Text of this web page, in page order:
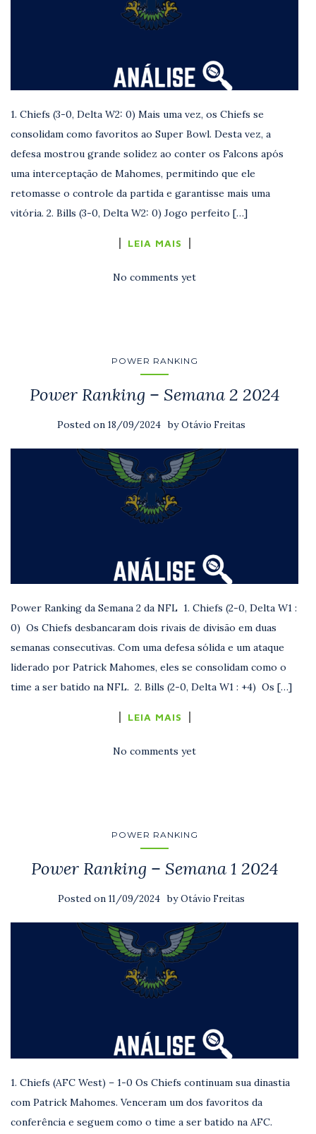
1. Chiefs (3-0, Delta W2: 0) Mais uma vez, os Chiefs se
consolidam como favoritos ao Super Bowl. Desta vez, a
defesa mostrou grande solidez ao conter os Falcons após
uma interceptação de Mahomes, permitindo que ele
retomasse o controle da partida e garantisse mais uma
vitória. 2. Bills (3-0, Delta W2: 0) Jogo perfeito […]
LEIA MAIS
No comments yet
POWER RANKING
Power Ranking – Semana 2 2024
Posted on 18/09/2024 byOtávio Freitas
Power Ranking da Semana 2 da NFL 1. Chiefs (2-0, Delta W1 :
0) Os Chiefs desbancaram dois rivais de divisão em duas
semanas consecutivas. Com uma defesa sólida e um ataque
liderado por Patrick Mahomes, eles se consolidam como o
time a ser batido na NFL. 2. Bills (2-0, Delta W1 : +4) Os […]
LEIA MAIS
No comments yet
POWER RANKING
Power Ranking – Semana 1 2024
Posted on 11/09/2024 byOtávio Freitas
1. Chiefs (AFC West) – 1-0 Os Chiefs continuam sua dinastia
com Patrick Mahomes. Venceram um dos favoritos da
conferência e seguem como o time a ser batido na AFC.